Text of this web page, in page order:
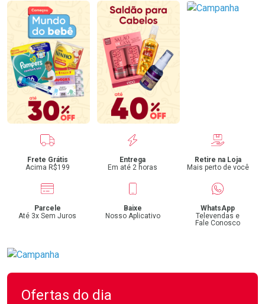
Benefícios
Frete Grátis
Acima R$199
Entrega
Em até 2 horas
Retire na Loja
Mais perto de você
Parcele
Até 3x Sem Juros
Baixe
Nosso Aplicativo
WhatsApp
Televendas e
Fale Conosco
Ofertas do dia